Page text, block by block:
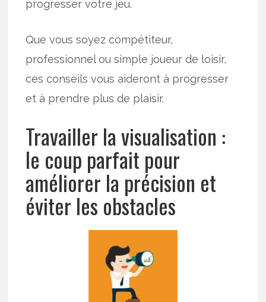
progresser votre jeu.
Que vous soyez compétiteur,
professionnel ou simple joueur de loisir,
ces conseils vous aideront à progresser
et à prendre plus de plaisir.
Travailler la visualisation :
le coup parfait pour
améliorer la précision et
éviter les obstacles